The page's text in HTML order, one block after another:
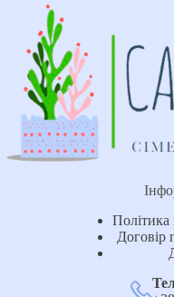
Політика
Договір